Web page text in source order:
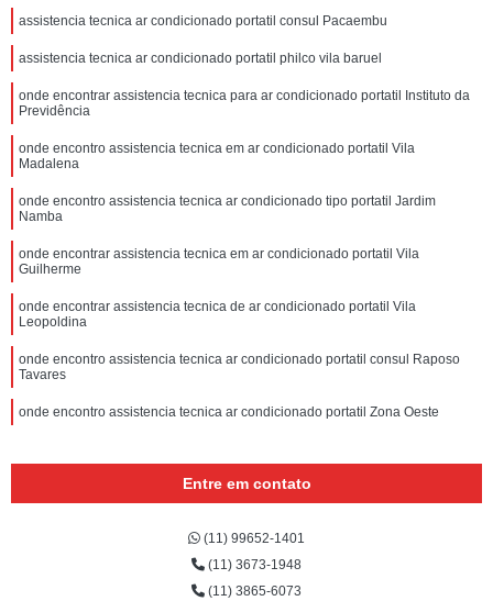
assistencia tecnica ar condicionado portatil consul Pacaembu
assistencia tecnica ar condicionado portatil philco vila baruel
onde encontrar assistencia tecnica para ar condicionado portatil Instituto da
Previdência
onde encontro assistencia tecnica em ar condicionado portatil Vila
Madalena
onde encontro assistencia tecnica ar condicionado tipo portatil Jardim
Namba
onde encontrar assistencia tecnica em ar condicionado portatil Vila
Guilherme
onde encontrar assistencia tecnica de ar condicionado portatil Vila
Leopoldina
onde encontro assistencia tecnica ar condicionado portatil consul Raposo
Tavares
onde encontro assistencia tecnica ar condicionado portatil Zona Oeste
Entre em contato
(11) 99652-1401
(11) 3673-1948
(11) 3865-6073